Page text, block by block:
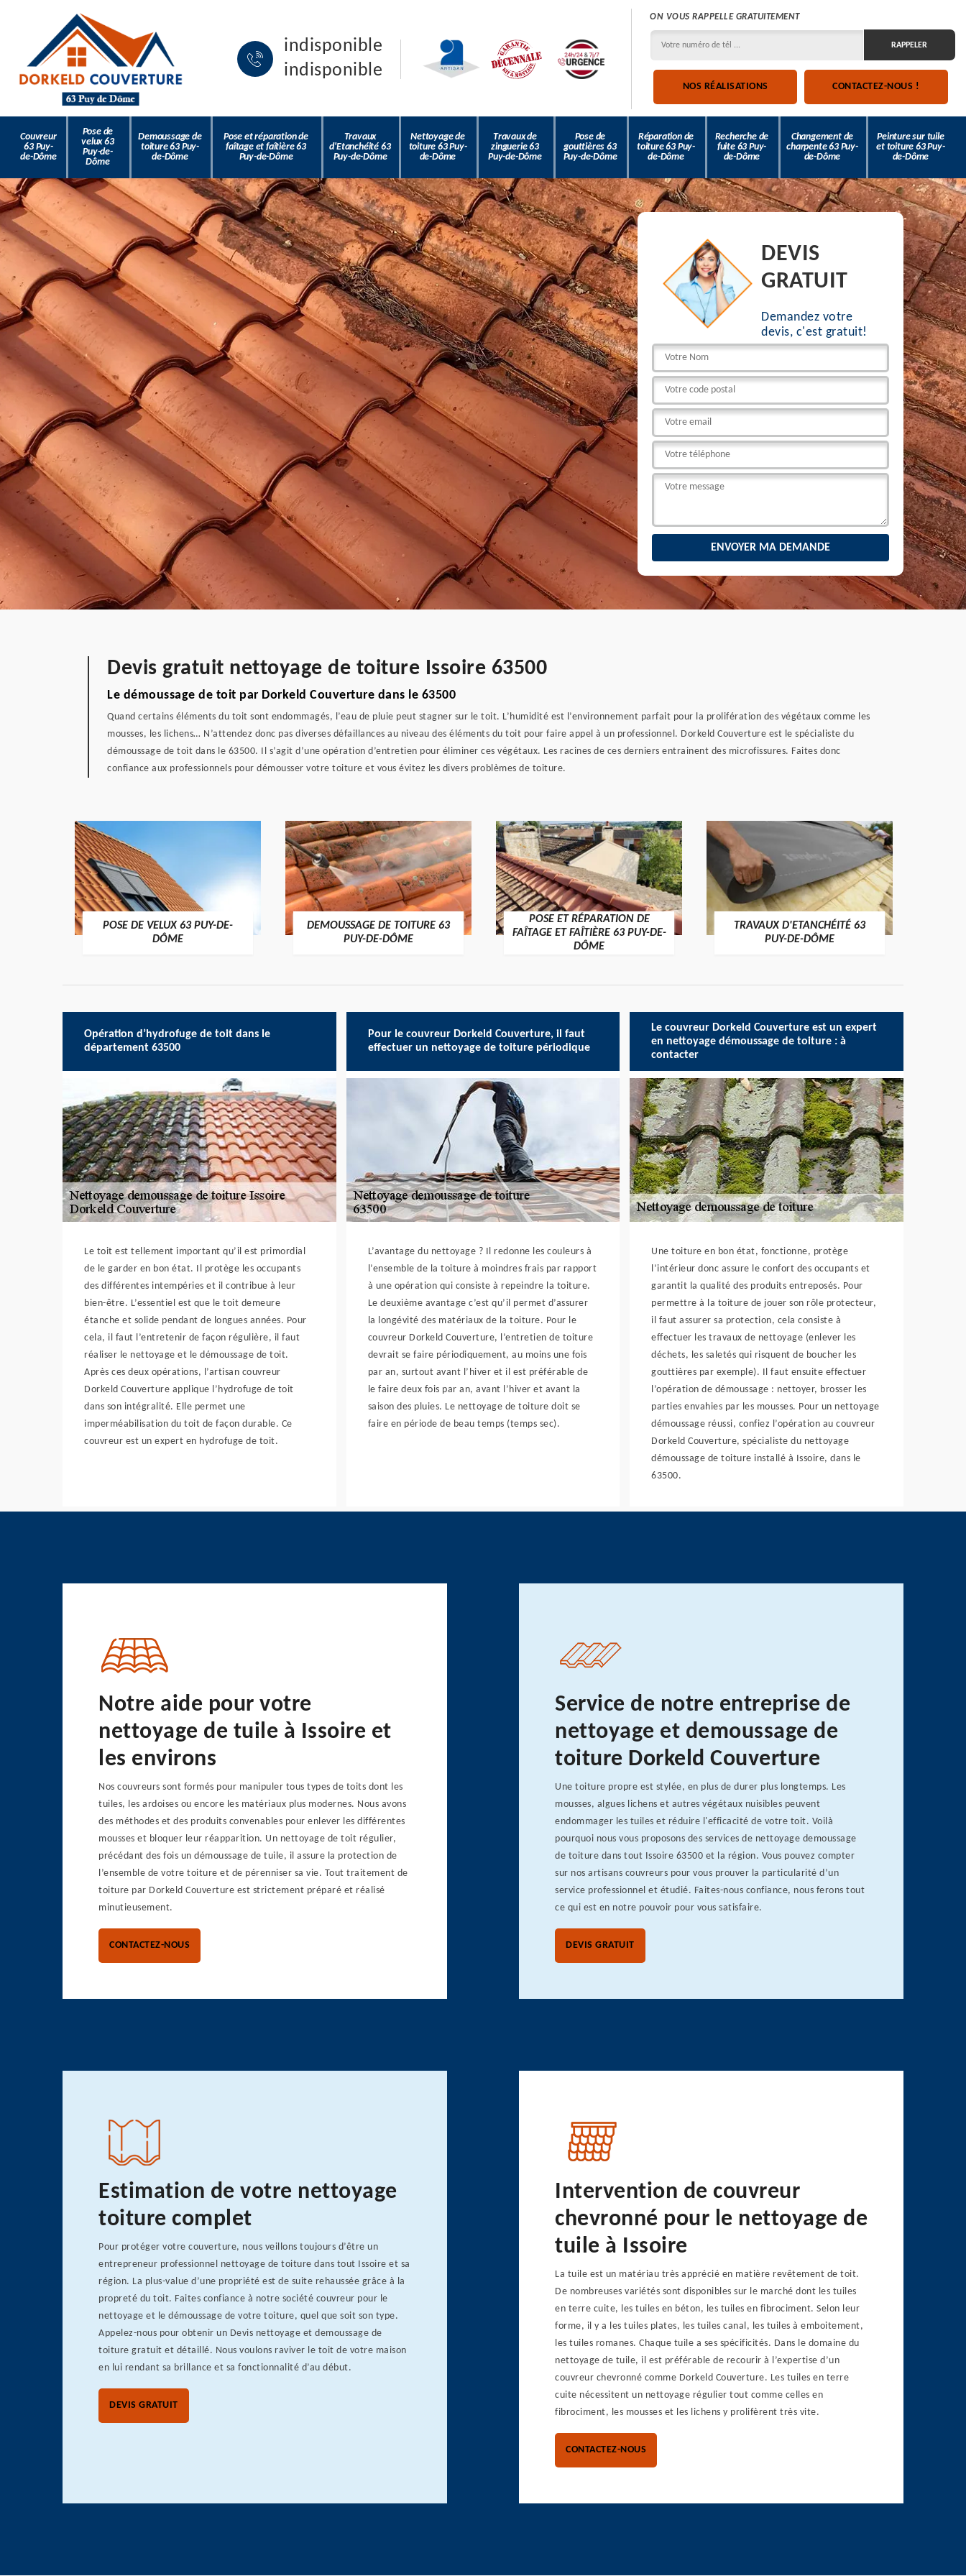
indisponible
indisponible
ON VOUS RAPPELLE GRATUITEMENT
NOS RÉALISATIONS CONTACTEZ-NOUS !
Couvreur
63 Puy-
de-Dôme
Pose de
velux 63
Puy-de-
Dôme
Demoussage de
toiture 63 Puy-
de-Dôme
Pose et réparation de
faîtage et faîtière 63
Puy-de-Dôme
Travaux
d'Etanchéité 63
Puy-de-Dôme
Nettoyage de
toiture 63 Puy-
de-Dôme
Travaux de
zinguerie 63
Puy-de-Dôme
Pose de
gouttières 63
Puy-de-Dôme
Réparation de
toiture 63 Puy-
de-Dôme
Recherche de
fuite 63 Puy-
de-Dôme
Changement de
charpente 63 Puy-
de-Dôme
Peinture sur tuile
et toiture 63 Puy-
de-Dôme
DEVIS
GRATUIT
Demandez votre
devis, c'est gratuit!
Devis gratuit nettoyage de toiture Issoire 63500
Le démoussage de toit par Dorkeld Couverture dans le 63500
Quand certains éléments du toit sont endommagés, l’eau de pluie peut stagner sur le toit. L’humidité est l’environnement parfait pour la prolifération des végétaux comme les
mousses, les lichens… N’attendez donc pas diverses défaillances au niveau des éléments du toit pour faire appel à un professionnel. Dorkeld Couverture est le spécialiste du
démoussage de toit dans le 63500. Il s’agit d’une opération d’entretien pour éliminer ces végétaux. Les racines de ces derniers entrainent des microfissures. Faites donc
confiance aux professionnels pour démousser votre toiture et vous évitez les divers problèmes de toiture.
POSE DE VELUX 63 PUY-DE-
DÔME
DEMOUSSAGE DE TOITURE 63
PUY-DE-DÔME
POSE ET RÉPARATION DE
FAÎTAGE ET FAÎTIÈRE 63 PUY-DE-
DÔME
TRAVAUX D'ETANCHÉITÉ 63
PUY-DE-DÔME
Opération d’hydrofuge de toit dans le
département 63500
Le toit est tellement important qu’il est primordial
de le garder en bon état. Il protège les occupants
des différentes intempéries et il contribue à leur
bien-être. L’essentiel est que le toit demeure
étanche et solide pendant de longues années. Pour
cela, il faut l’entretenir de façon régulière, il faut
réaliser le nettoyage et le démoussage de toit.
Après ces deux opérations, l’artisan couvreur
Dorkeld Couverture applique l’hydrofuge de toit
dans son intégralité. Elle permet une
imperméabilisation du toit de façon durable. Ce
couvreur est un expert en hydrofuge de toit.
Pour le couvreur Dorkeld Couverture, il faut
effectuer un nettoyage de toiture périodique
L’avantage du nettoyage ? Il redonne les couleurs à
l’ensemble de la toiture à moindres frais par rapport
à une opération qui consiste à repeindre la toiture.
Le deuxième avantage c’est qu’il permet d’assurer
la longévité des matériaux de la toiture. Pour le
couvreur Dorkeld Couverture, l’entretien de toiture
devrait se faire périodiquement, au moins une fois
par an, surtout avant l’hiver et il est préférable de
le faire deux fois par an, avant l’hiver et avant la
saison des pluies. Le nettoyage de toiture doit se
faire en période de beau temps (temps sec).
Le couvreur Dorkeld Couverture est un expert
en nettoyage démoussage de toiture : à
contacter
Une toiture en bon état, fonctionne, protège
l’intérieur donc assure le confort des occupants et
garantit la qualité des produits entreposés. Pour
permettre à la toiture de jouer son rôle protecteur,
il faut assurer sa protection, cela consiste à
effectuer les travaux de nettoyage (enlever les
déchets, les saletés qui risquent de boucher les
gouttières par exemple). Il faut ensuite effectuer
l’opération de démoussage : nettoyer, brosser les
parties envahies par les mousses. Pour un nettoyage
démoussage réussi, confiez l’opération au couvreur
Dorkeld Couverture, spécialiste du nettoyage
démoussage de toiture installé à Issoire, dans le
63500.
Notre aide pour votre
nettoyage de tuile à Issoire et
les environs
Nos couvreurs sont formés pour manipuler tous types de toits dont les
tuiles, les ardoises ou encore les matériaux plus modernes. Nous avons
des méthodes et des produits convenables pour enlever les différentes
mousses et bloquer leur réapparition. Un nettoyage de toit régulier,
précédant des fois un démoussage de tuile, il assure la protection de
l’ensemble de votre toiture et de pérenniser sa vie. Tout traitement de
toiture par Dorkeld Couverture est strictement préparé et réalisé
minutieusement.
CONTACTEZ-NOUS
Service de notre entreprise de
nettoyage et demoussage de
toiture Dorkeld Couverture
Une toiture propre est stylée, en plus de durer plus longtemps. Les
mousses, algues lichens et autres végétaux nuisibles peuvent
endommager les tuiles et réduire l'efficacité de votre toit. Voilà
pourquoi nous vous proposons des services de nettoyage demoussage
de toiture dans tout Issoire 63500 et la région. Vous pouvez compter
sur nos artisans couvreurs pour vous prouver la particularité d’un
service professionnel et étudié. Faites-nous confiance, nous ferons tout
ce qui est en notre pouvoir pour vous satisfaire.
DEVIS GRATUIT
Estimation de votre nettoyage
toiture complet
Pour protéger votre couverture, nous veillons toujours d’être un
entrepreneur professionnel nettoyage de toiture dans tout Issoire et sa
région. La plus-value d’une propriété est de suite rehaussée grâce à la
propreté du toit. Faites confiance à notre société couvreur pour le
nettoyage et le démoussage de votre toiture, quel que soit son type.
Appelez-nous pour obtenir un Devis nettoyage et demoussage de
toiture gratuit et détaillé. Nous voulons raviver le toit de votre maison
en lui rendant sa brillance et sa fonctionnalité d’au début.
DEVIS GRATUIT
Intervention de couvreur
chevronné pour le nettoyage de
tuile à Issoire
La tuile est un matériau très apprécié en matière revêtement de toit.
De nombreuses variétés sont disponibles sur le marché dont les tuiles
en terre cuite, les tuiles en béton, les tuiles en fibrociment. Selon leur
forme, il y a les tuiles plates, les tuiles canal, les tuiles à emboitement,
les tuiles romanes. Chaque tuile a ses spécificités. Dans le domaine du
nettoyage de tuile, il est préférable de recourir à l’expertise d’un
couvreur chevronné comme Dorkeld Couverture. Les tuiles en terre
cuite nécessitent un nettoyage régulier tout comme celles en
fibrociment, les mousses et les lichens y prolifèrent très vite.
CONTACTEZ-NOUS